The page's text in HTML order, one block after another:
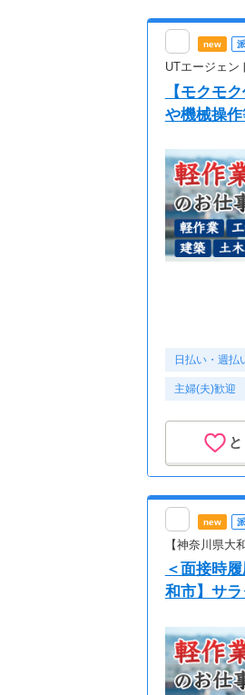
new
UTエージェン
【モクモ
や機械操作
日払い・週払
主婦(夫)歓迎
new
【神奈川県大
＜面接時
和市】サ